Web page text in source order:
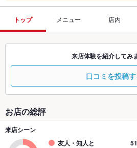
トップ メニュー 店内
来店体験を紹介してみ
口コミを投稿
お店の総評
来店シーン
友人・知人と